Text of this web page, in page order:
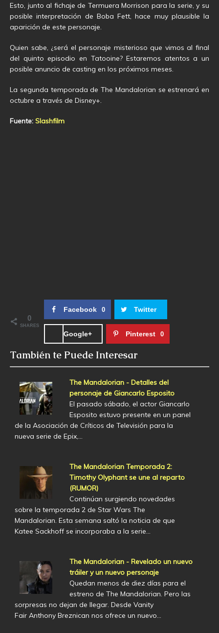
Esto, junto al fichaje de Termuera Morrison para la serie, y su
posible interpretación de Boba Fett, hace muy plausible la
aparición de este personaje.
Quien sabe, ¿será el personaje misterioso que vimos al final
del quinto episodio en Tatooine? Estaremos atentos a un
posible anuncio de casting en los próximos meses.
La segunda temporada de The Mandalorian se estrenará en
octubre a través de Disney+.
Fuente: Slashfilm
0
SHARES
Facebook 0 Twitter
Google+ Pinterest 0
También te Puede Interesar
The Mandalorian - Detalles del
personaje de Giancarlo Esposito
El pasado sábado, el actor Giancarlo
Esposito estuvo presente en un panel
de la Asociación de Críticos de Televisión para la
nueva serie de Epix,…
The Mandalorian Temporada 2:
Timothy Olyphant se une al reparto
(RUMOR)
Continúan surgiendo novedades
sobre la temporada 2 de Star Wars The
Mandalorian. Esta semana saltó la noticia de que
Katee Sackhoff se incorporaba a la serie…
The Mandalorian - Revelado un nuevo
tráiler y un nuevo personaje
Quedan menos de diez días para el
estreno de The Mandalorian. Pero las
sorpresas no dejan de llegar. Desde Vanity
Fair Anthony Breznican nos ofrece un nuevo…